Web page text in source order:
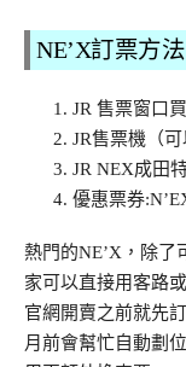
NE’X訂票方法
JR 售票窗口
JR售票機（可
JR NEX成田
優惠票券
熱門的NE’X，除了
家可以直接用客路
官網開賣之前就先
月前會幫忙自動劃